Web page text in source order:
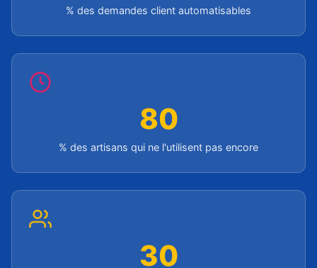
% des demandes client automatisables
80
% des artisans qui ne l'utilisent pas encore
30